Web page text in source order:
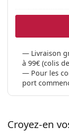
Livraison
à 99€ (colis
Pour les
port
Croyez-en